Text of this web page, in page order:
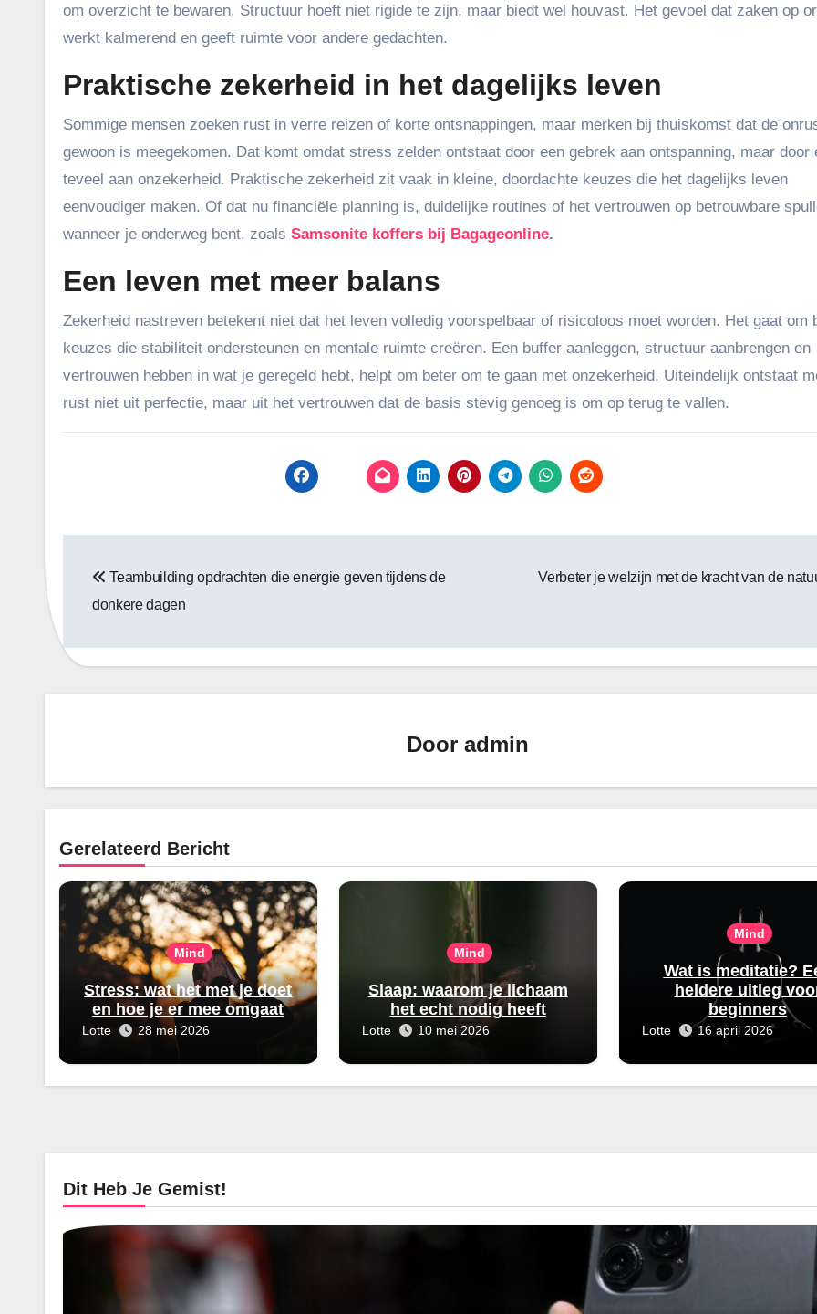
om overzicht te bewaren. Structuur hoeft niet rigide te zijn, maar biedt wel houvast. Het gevoel dat zaken op
werkt kalmerend en geeft ruimte voor andere gedachten.
Praktische zekerheid in het dagelijks leven
Sommige mensen zoeken rust in verre reizen of korte ontsnappingen, maar merken bij thuiskomst dat de
gewoon is meegekomen. Dat komt omdat stress zelden ontstaat door een gebrek aan ontspanning, maar door
teveel aan onzekerheid. Praktische zekerheid zit vaak in kleine, doordachte keuzes die het dagelijks leven
eenvoudiger maken. Of dat nu financiële planning is, duidelijke routines of het vertrouwen op betrouwbare
wanneer je onderweg bent, zoals Samsonite koffers bij Bagageonline.
Een leven met meer balans
Zekerheid nastreven betekent niet dat het leven volledig voorspelbaar of risicoloos moet worden. Het gaat om
keuzes die stabiliteit ondersteunen en mentale ruimte creëren. Een buffer aanleggen, structuur aanbrengen en
vertrouwen hebben in wat je geregeld hebt, helpt om beter om te gaan met onzekerheid. Uiteindelijk ontstaat
rust niet uit perfectie, maar uit het vertrouwen dat de basis stevig genoeg is om op terug te vallen.
navigatie
Teambuilding opdrachten die energie geven tijdens de
donkere dagen
Verbeter je welzijn met de kracht van de
Dooradmin
Gerelateerd Bericht
Mind
Stress: wat het met je doet
en hoe je er mee omgaat
Lotte 28 mei 2026
Mind
Slaap: waarom je lichaam
het echt nodig heeft
Lotte 10 mei 2026
Mind
Wat is meditatie?
heldere uitleg
beginners
Lotte 16 april 2026
Dit Heb Je Gemist!